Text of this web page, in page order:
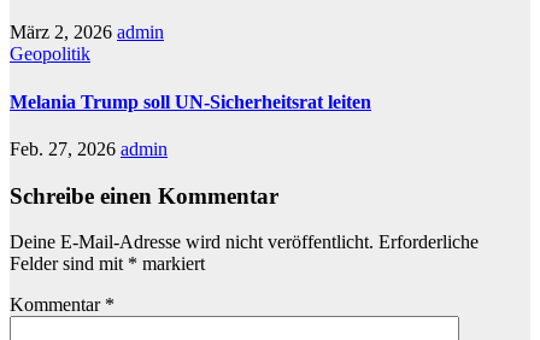
März 2, 2026 admin
Geopolitik
Melania Trump soll UN-Sicherheitsrat leiten
Feb. 27, 2026 admin
Schreibe einen Kommentar
Deine E-Mail-Adresse wird nicht veröffentlicht. Erforderliche
Felder sind mit * markiert
Kommentar *